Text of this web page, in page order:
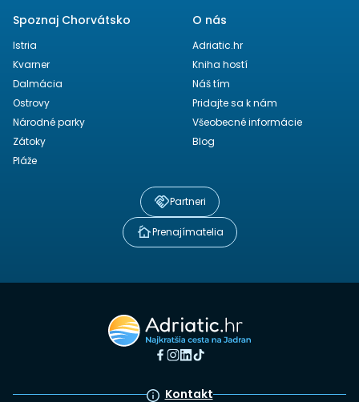
Spoznaj Chorvátsko
Istria
Kvarner
Dalmácia
Ostrovy
Národné parky
Zátoky
Pláže
O nás
Adriatic.hr
Kniha hostí
Náš tím
Pridajte sa k nám
Všeobecné informácie
Blog
Partneri
Prenajímatelia
Kontakt